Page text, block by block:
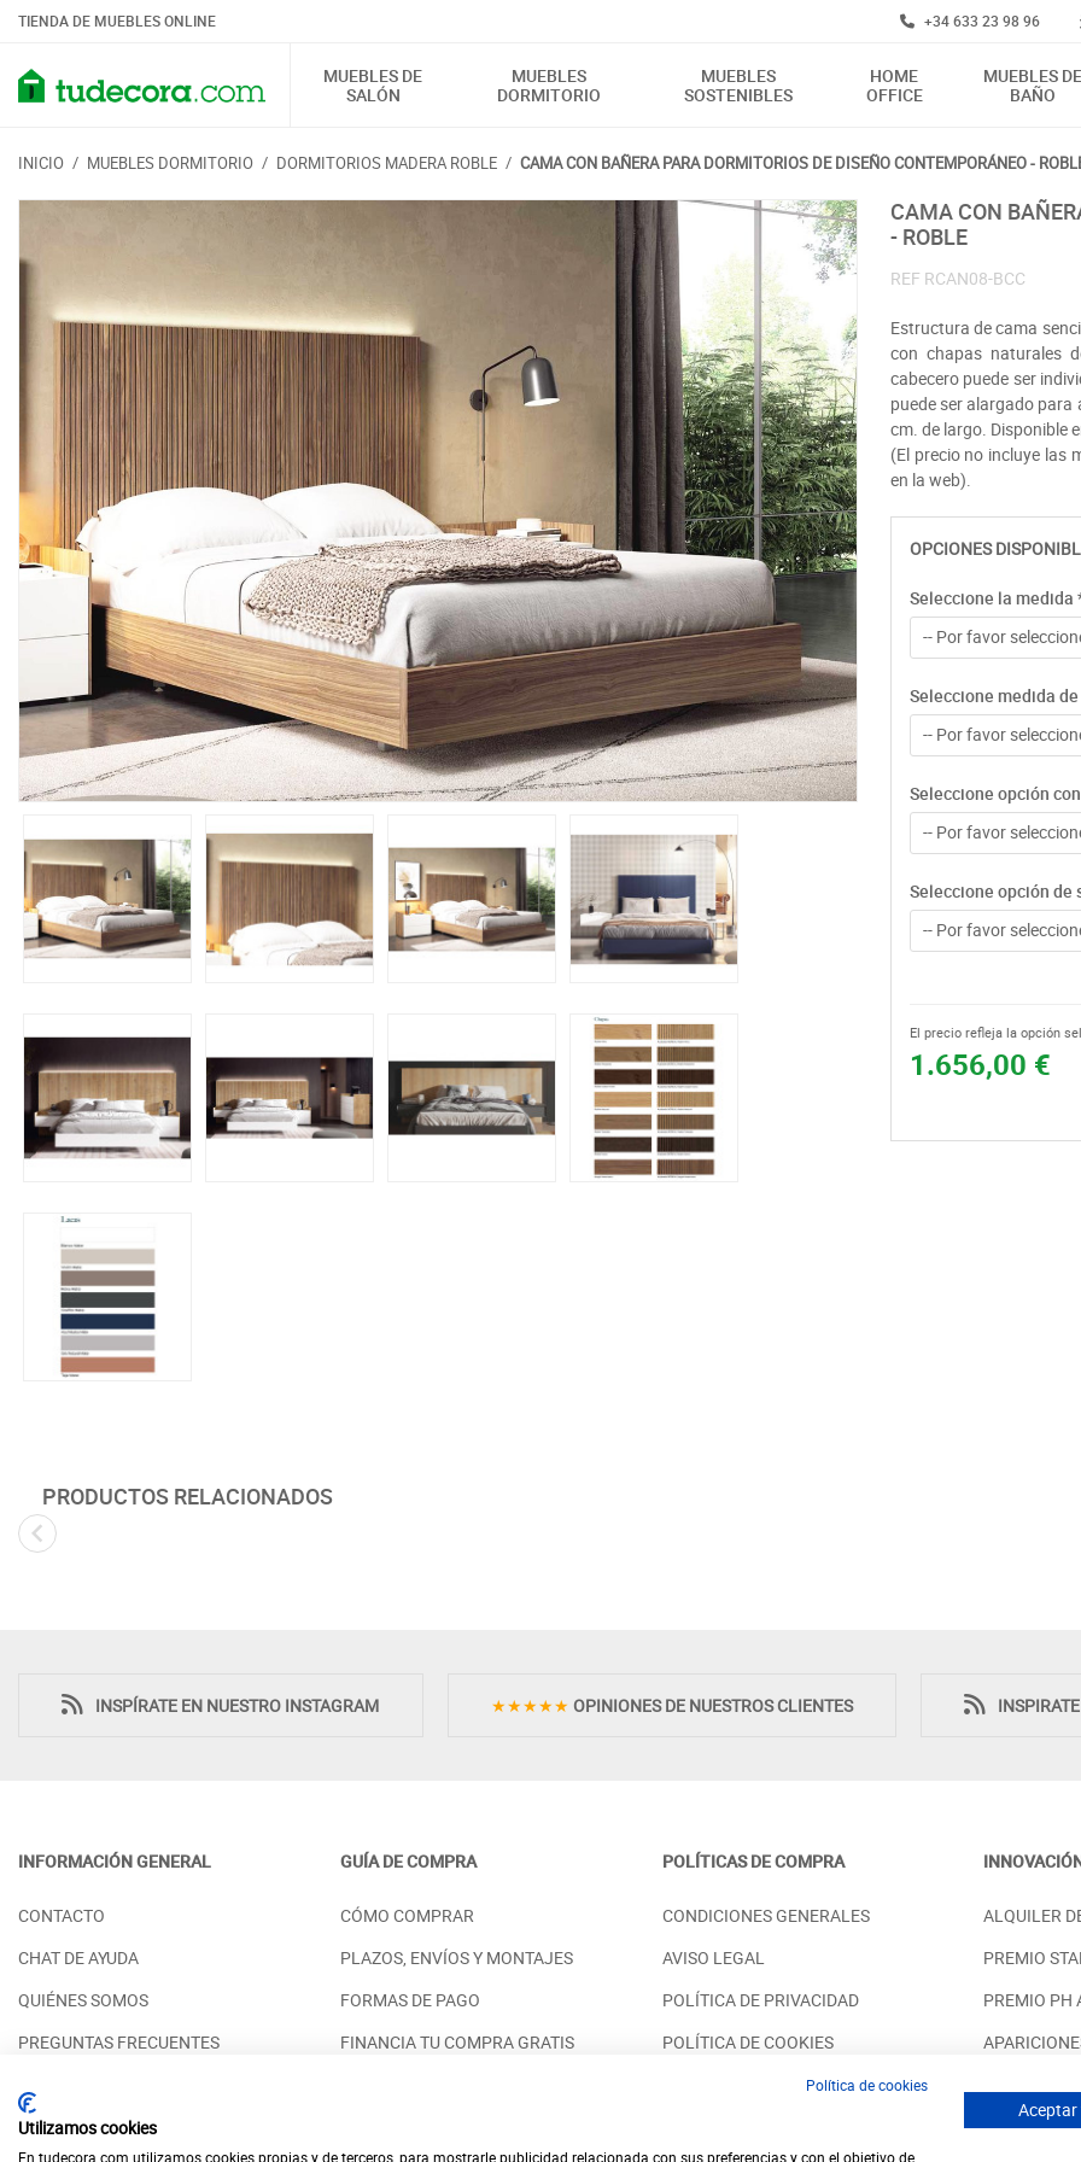
TIENDA DE MUEBLES ONLINE +34 633 23 98 96
MUEBLES DE
SALÓN
MUEBLES
DORMITORIO
MUEBLES
SOSTENIBLES
HOME
OFFICE
MUEBLES DE
BAÑO
INICIO / MUEBLES DORMITORIO / DORMITORIOS MADERA ROBLE / CAMA CON BAÑERA PARA DORMITORIOS DE DISEÑO CONTEMPORÁNEO -
CAMA CON BAÑERA PARA DORMITORIOS DE DISEÑO CONTEMPORÁNEO
- ROBLE
REF RCAN08-BCC
Estructura de cama
con chapas naturales
cabecero puede ser
puede ser alargado para
cm. de largo. Disponible
(El precio no incluye las
en la web).
OPCIONES
Seleccione la medida
-- Por favor
Seleccione medida
-- Por favor
Seleccione opción
-- Por favor
Seleccione opción de
-- Por favor
1.656,00 €
El precio refleja la opción
PRODUCTOS RELACIONADOS
BANCADA Y MESITAS MADERA -
PRECIO DESDE:
CABECERO ALARGADO MESILLAS
PRECIO DESDE: 2.652,00 €
ESTILO CONTEMPORÁNEO
PRECIO DESDE:
INSPÍRATE EN NUESTRO INSTAGRAM ★★★★★ OPINIONES DE NUESTROS CLIENTES
INFORMACIÓN GENERAL
CONTACTO
CHAT DE AYUDA
QUIÉNES SOMOS
PREGUNTAS FRECUENTES
GUÍA DE COMPRA
CÓMO COMPRAR
PLAZOS, ENVÍOS Y MONTAJES
FORMAS DE PAGO
FINANCIA TU COMPRA GRATIS
POLÍTICAS DE COMPRA
CONDICIONES GENERALES
AVISO LEGAL
POLÍTICA DE PRIVACIDAD
POLÍTICA DE COOKIES
ALQUILER
PREMIO
PREMIO PH
Política de cookies
Utilizamos cookies
En tudecora.com utilizamos cookies propias y de terceros, para mostrarle publicidad relacionada con sus preferencias y con el objetivo de